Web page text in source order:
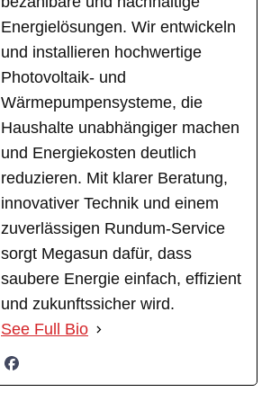
Energielösungen. Wir entwickeln
und installieren hochwertige
Photovoltaik- und
Wärmepumpensysteme, die
Haushalte unabhängiger machen
und Energiekosten deutlich
reduzieren. Mit klarer Beratung,
innovativer Technik und einem
zuverlässigen Rundum-Service
sorgt Megasun dafür, dass
saubere Energie einfach, effizient
und zukunftssicher wird.
See Full Bio